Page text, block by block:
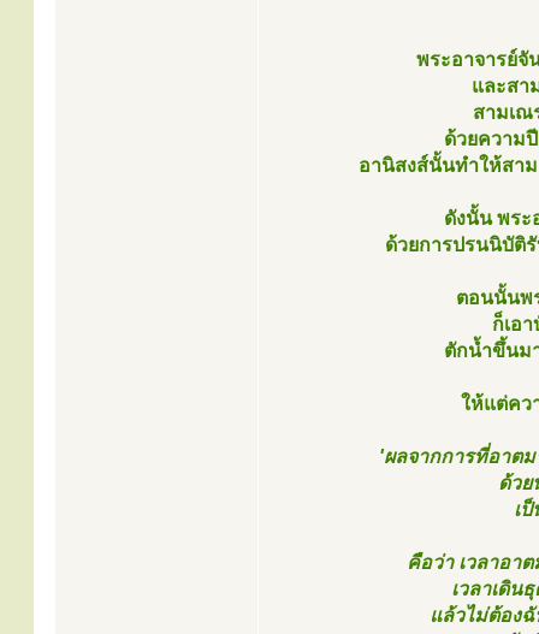
พระอาจารย์จั
และสา
สามเณ
ด้วยความ
อานิสงส์นั้นทำให้สา
ดังนั้น พระ
ด้วยการปรนนิบัติ
ตอนนั้นพ
ก็เอ
ตักน้ำขึ้นม
ให้แต่คว
'ผลจากการที่อาต
ด้วย
เ
คือว่า เวลาอา
เวลาเดิน
แล้วไม่ต้อง